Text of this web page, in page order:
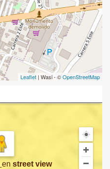
Leaflet | Wasi - ©OpenStreetMap
en street view